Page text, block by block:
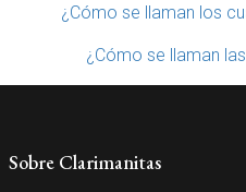
¿Cómo se llaman los
¿Cómo se llaman
Sobre Clarimanitas